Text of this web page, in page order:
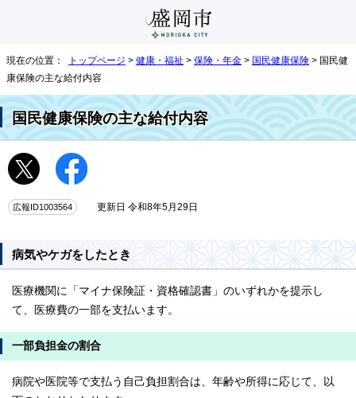
現在の位置： トップページ > 健康・福祉 > 保険・年金 > 国民健康保険 > 国民健
康保険の主な給付内容
国民健康保険の主な給付内容
広報ID1003564 更新日 令和8年5月29日
病気やケガをしたとき
医療機関に「マイナ保険証・資格確認書」のいずれかを提示し
て、医療費の一部を支払います。
一部負担金の割合
病院や医院等で支払う自己負担割合は、年齢や所得に応じて、以